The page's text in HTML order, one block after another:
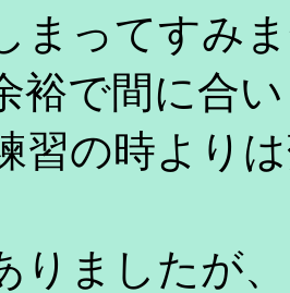
まってすみ
裕で間に合
習の時より
りましたが